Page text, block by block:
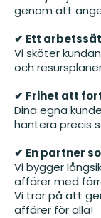
genom att
✔ Ett
Vi sköter
och
✔ Frihet att
Dina egna
hantera precis
✔ En partner
Vi bygger
affärer med
Vi tror på att
affärer för alla!